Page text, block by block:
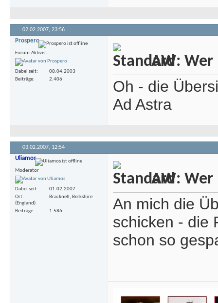
02.02.2007, 23:56
Prospero
Forum-Aktivist
Dabei seit
08.04.2003
Beiträge
2.406
AW: Wer
Oh - die
Ad Astra
03.02.2007, 12:54
Uliamos
Moderator
Dabei seit
01.02.2007
Ort
Bracknell, Berkshire
(England)
Beiträge
1.586
AW: Wer
An mich die
schicken - die
schon so